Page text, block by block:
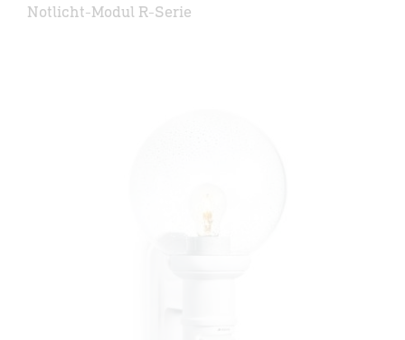
Notlicht-Modul R-Serie